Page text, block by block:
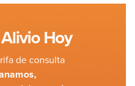
Hoy
de consulta